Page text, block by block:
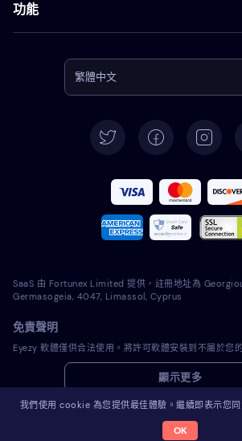
功能
繁體中文
Deutsch
Español
Français
Português
Polski
Română
SaaS 由 Fortunex Limited 提供，註冊地址為 Georgiou
Germasogeia, 4047, Limassol, Cyprus
免責聲明
顯示更多
© 2026 Eyezy。版權所有。
我們使用 cookie 為您提供最佳體驗。繼續即表示您
OK